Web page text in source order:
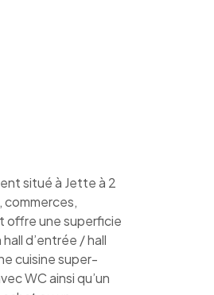
situé à Jette à 2
commerces,
offre une superficie
d’entrée / hall
cuisine super-
WC ainsi qu’un